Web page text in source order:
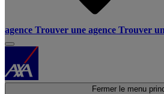
agence Trouver une agence Trouver
Fermer le menu